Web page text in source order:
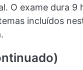
O exame dura
incluídos